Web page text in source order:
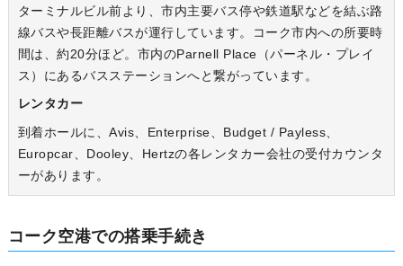
ターミナルビル前より、市内主要バス停や鉄道駅などを結ぶ路
線バスや長距離バスが運行しています。コーク市内への所要時
間は、約20分ほど。市内のParnell Place（パーネル・プレイ
ス）にあるバスステーションへと繋がっています。
レンタカー
到着ホールに、Avis、Enterprise、Budget / Payless、
Europcar、Dooley、Hertzの各レンタカー会社の受付カウンタ
ーがあります。
コーク空港での搭乗手続き